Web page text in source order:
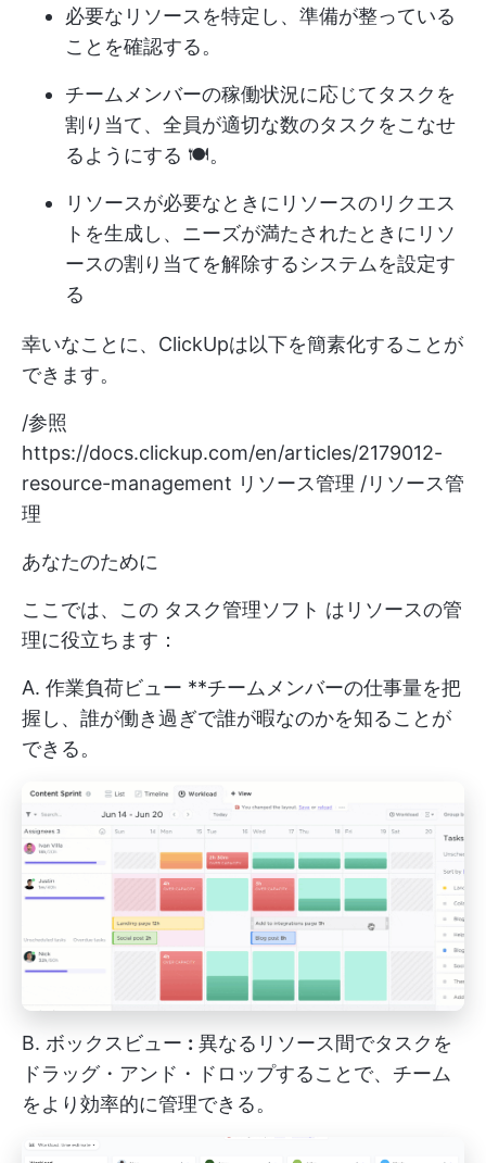
必要なリソースを特定し、準備が整っている
ことを確認する。
チームメンバーの稼働状況に応じてタスクを
割り当て、全員が適切な数のタスクをこなせ
るようにする 🍽。
リソースが必要なときにリソースのリクエス
トを生成し、ニーズが満たされたときにリソ
ースの割り当てを解除するシステムを設定す
る
幸いなことに、ClickUpは以下を簡素化することが
できます。
/参照
https://docs.clickup.com/en/articles/2179012-
resource-management リソース管理 /リソース管
理
あなたのために
ここでは、この タスク管理ソフト はリソースの管
理に役立ちます：
A. 作業負荷ビュー **チームメンバーの仕事量を把
握し、誰が働き過ぎで誰が暇なのかを知ることが
できる。
B. ボックスビュー : 異なるリソース間でタスクを
ドラッグ・アンド・ドロップすることで、チーム
をより効率的に管理できる。